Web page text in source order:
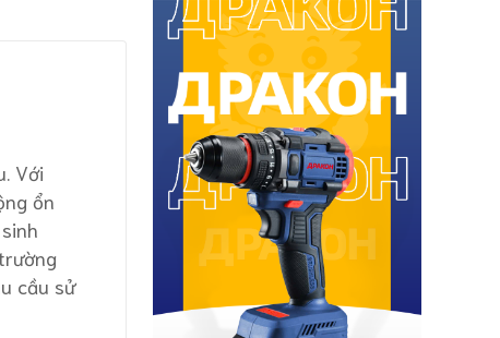
Với
ổn
cầu sử